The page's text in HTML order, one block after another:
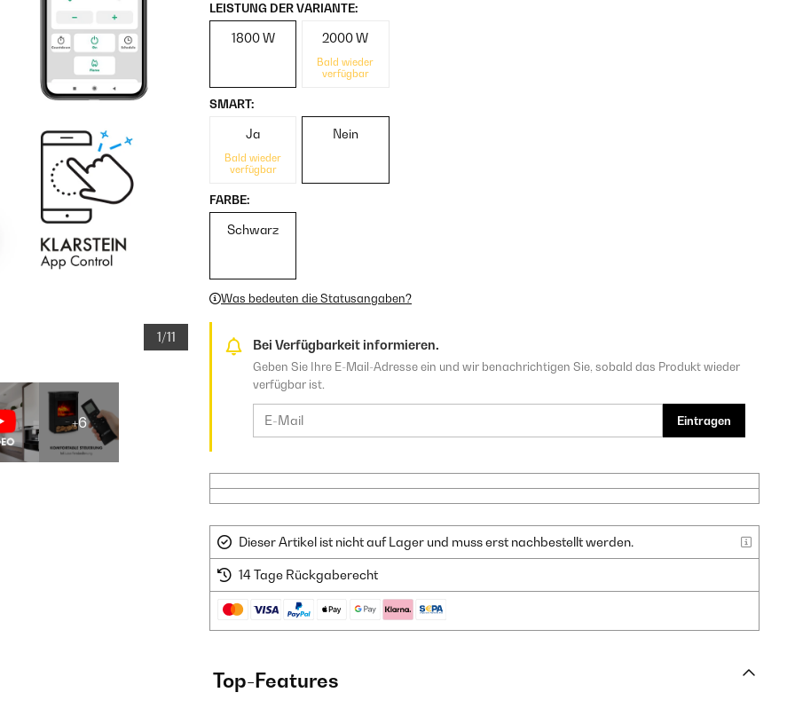
1/11
+6
LEISTUNG DER VARIANTE:
1800 W 2000 W
Bald wieder
verfügbar
SMART:
Ja
Bald wieder
verfügbar
Nein
FARBE:
Schwarz
Was bedeuten die Statusangaben?
Bei Verfügbarkeit informieren.
Geben Sie Ihre E-Mail-Adresse ein und wir benachrichtigen Sie, sobald das Produkt wieder
verfügbar ist.
Eintragen
Dieser Artikel ist nicht auf Lager und muss erst nachbestellt werden.
14 Tage Rückgaberecht
Top-Features